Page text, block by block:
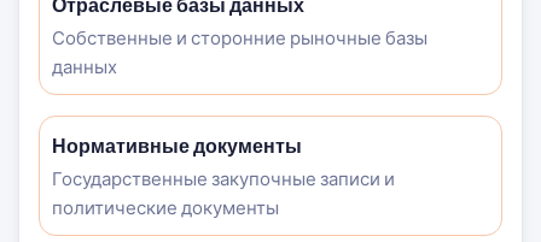
Отраслевые базы данных
Собственные и сторонние рыночные базы
данных
Нормативные документы
Государственные закупочные записи и
политические документы